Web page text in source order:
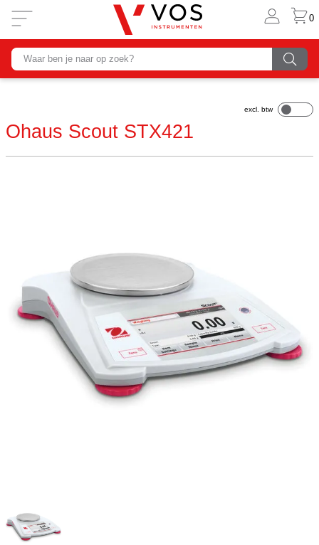
0
Ohaus Scout STX421